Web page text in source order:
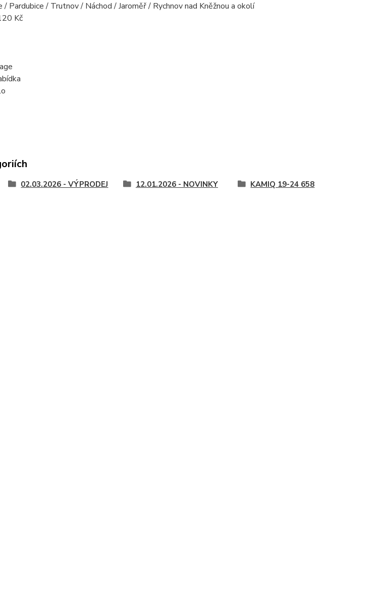
Pardubice / Trutnov / Náchod / Jaroměř / Rychnov nad Kněžnou a okolí
Kč
02.03.2026 - VÝPRODEJ 12.01.2026 - NOVINKY KAMIQ 19-24 658